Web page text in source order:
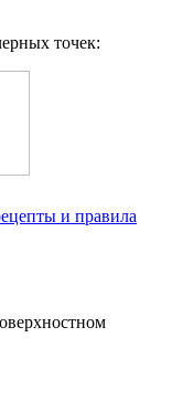
точек:
и правила